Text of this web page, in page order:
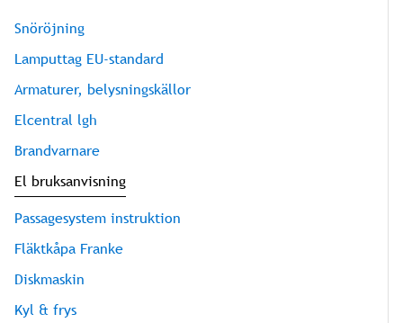
Snöröjning
Lamputtag EU-standard
Armaturer, belysningskällor
Elcentral lgh
Brandvarnare
El bruksanvisning
Passagesystem instruktion
Fläktkåpa Franke
Diskmaskin
Kyl & frys